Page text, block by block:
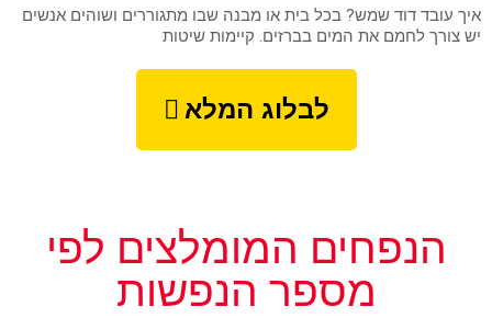
איך עובד דוד שמש? בכל בית או מבנה שבו מתגוררים ושוהים אנשים
יש צורך לחמם את המים בברזים. קיימות שיטות
לבלוג המלא
הנפחים המומלצים לפי
מספר הנפשות